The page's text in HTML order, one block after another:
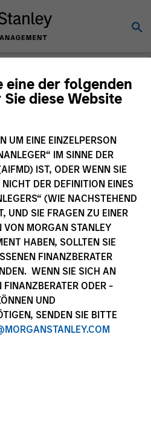
eine der folgenden
diese Website
UM EINE EINZELPERSON
IM SINNE DER
IST, ODER WENN SIE
DER DEFINITION EINES
(WIE NACHSTEHEND
UND SIE FRAGEN ZU EINER
MORGAN STANLEY
HABEN, SOLLTEN SIE
FINANZBERATER
WENN SIE SICH AN
FINANZBERATER ODER -
UND
SENDEN SIE BITTE
Funds
Vergangenheit ist kein
künftige Wertentwicklung.
Währungsschwankungen
werden auf
(NIW) berechnet. Alle
um Informationen über
zu erhalten.